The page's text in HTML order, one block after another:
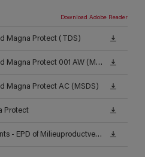
Download Adobe Reader
Magna Protect (TDS)
Veiligheidsinformatieblad Magna Protect 001 AW (MSDS)
Magna Protect AC (MSDS)
Protect
Trimetal Interior Wallpaints - EPD of Milieuproductverklaring